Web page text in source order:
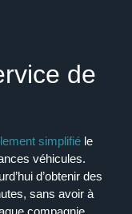
de
simplifié le
véhicules.
d’obtenir des
sans avoir à